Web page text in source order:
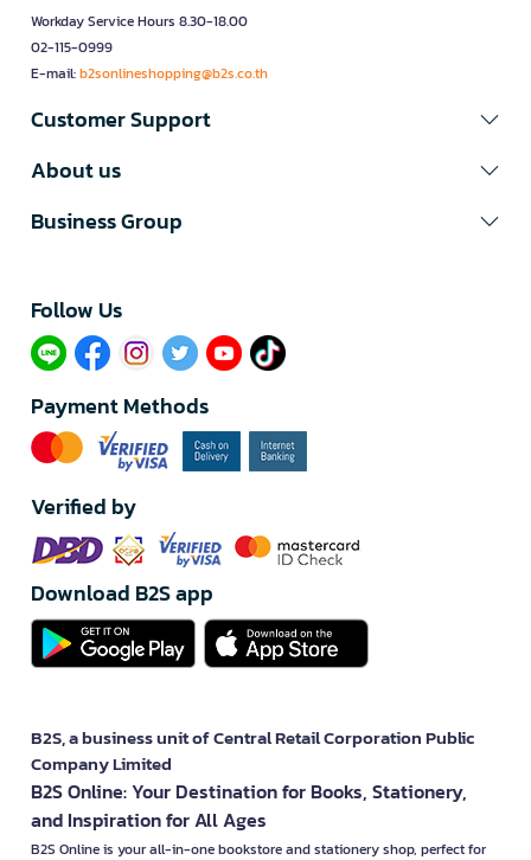
Workday Service Hours 8.30-18.00
02-115-0999
E-mail:b2sonlineshopping@b2s.co.th
Customer Support
About us
Business Group
Follow Us​
Payment Methods
Verified by
Download B2S app
B2S, a business unit of Central Retail Corporation Public
Company Limited
B2S Online: Your Destination for Books, Stationery,
and Inspiration for All Ages
B2S Online is your all-in-one bookstore and stationery shop, perfect for